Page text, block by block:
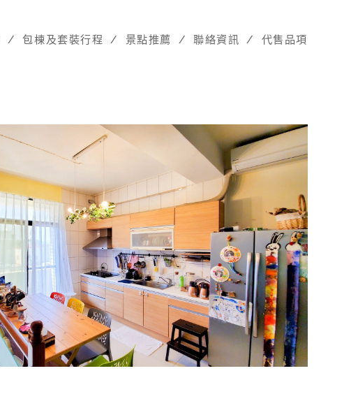
包棟及套裝行程 景點推薦 聯絡資訊 代售品項